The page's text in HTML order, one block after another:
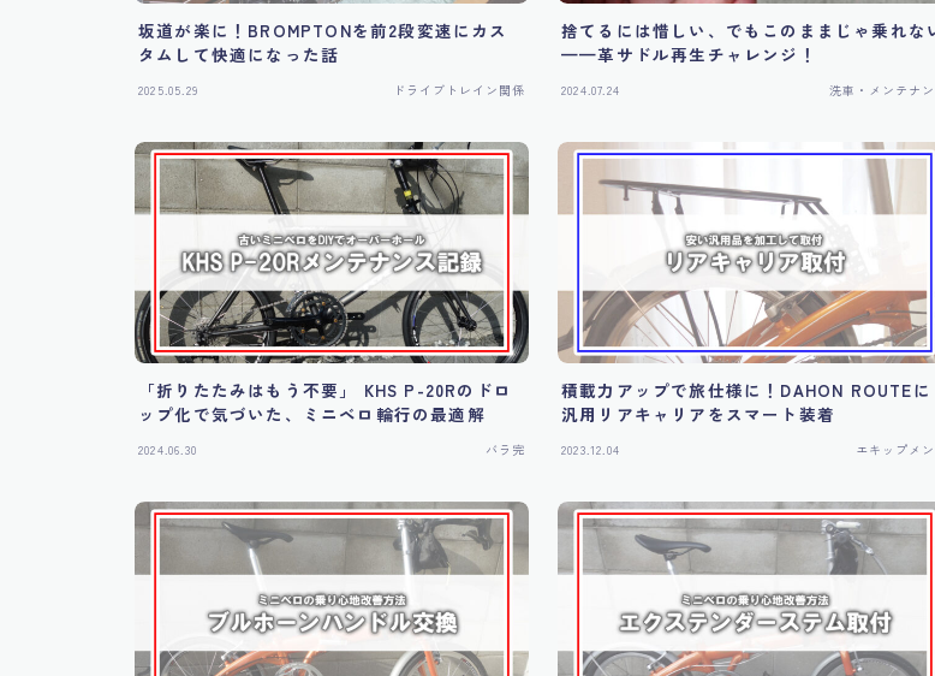
坂道が楽に！BROMPTONを前2段変速にカス
タムして快適になった話
2025.05.29 ドライブトレイン関係
捨てるには惜しい、でもこのままじゃ乗れな
——革サドル再生チャレンジ！
2024.07.24 洗車・メンテナ
「折りたたみはもう不要」 KHS P-20Rのドロ
ップ化で気づいた、ミニベロ輪行の最適解
2024.06.30 バラ完
積載力アップで旅仕様に！DAHON ROUTEに
汎用リアキャリアをスマート装着
2023.12.04 エキップメン